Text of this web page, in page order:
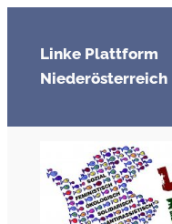
springen
Linke Plattform
Niederösterreich